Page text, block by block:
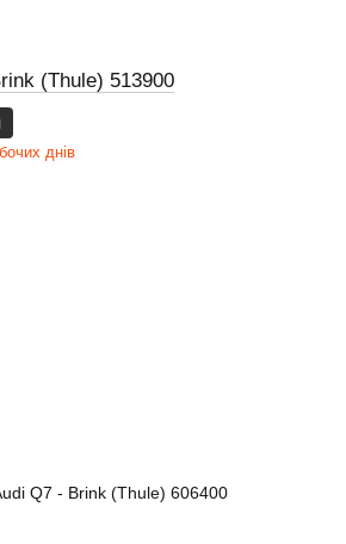
(Thule) 513900
днів